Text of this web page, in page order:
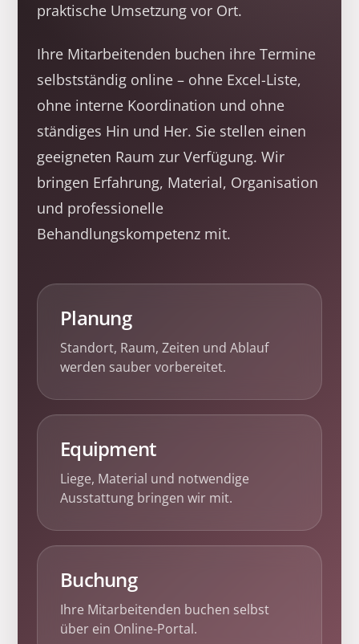
praktische Umsetzung vor Ort.
Ihre Mitarbeitenden buchen ihre Termine
selbstständig online – ohne Excel-Liste,
ohne interne Koordination und ohne
ständiges Hin und Her. Sie stellen einen
geeigneten Raum zur Verfügung. Wir
bringen Erfahrung, Material, Organisation
und professionelle
Behandlungskompetenz mit.
Planung
Standort, Raum, Zeiten und Ablauf
werden sauber vorbereitet.
Equipment
Liege, Material und notwendige
Ausstattung bringen wir mit.
Buchung
Ihre Mitarbeitenden buchen selbst
über ein Online-Portal.